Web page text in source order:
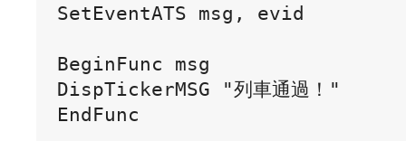
SetEventATS msg, evid
BeginFunc msg
DispTickerMSG "列車通過！"